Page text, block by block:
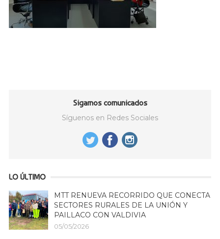
Sigamos comunicados
Síguenos en Redes Sociales
LO ÚLTIMO
MTT RENUEVA RECORRIDO QUE CONECTA
SECTORES RURALES DE LA UNIÓN Y
PAILLACO CON VALDIVIA
05/05/2026